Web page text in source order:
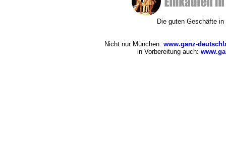
Die guten Geschäfte
Nicht nur München: www.ganz-
in Vorbereitung auch: